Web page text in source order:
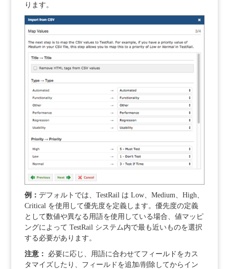
ります。
例： デフォルトでは、TestRail は Low、Medium、High、
Critical を使用して優先度を定義します。優先度の定義
として数値や異なる用語を使用している場合、値マッピ
ングによって TestRail システム内で最も近いものを選択
する必要があります。
注意：
必要に応じ、用語に合わせてフィールドをカス
タマイズしたり、フィールドを追加/削除してからイン